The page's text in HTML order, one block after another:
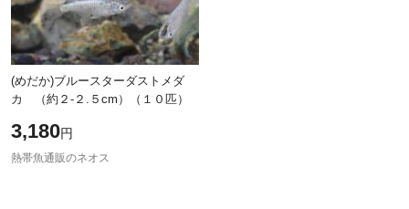
(めだか)ブルースターダストメダ
カ （約２-２.５cm）（１０匹）
3,180円
熱帯魚通販のネオス